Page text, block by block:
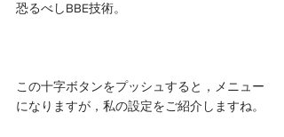
恐るべしBBE技術。
この十字ボタンをプッシュすると，メニュー
になりますが，私の設定をご紹介しますね。